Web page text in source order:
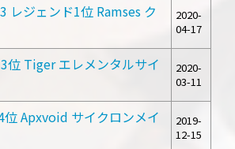
レジェンド1位 Ramses ク
2020-
04-17
位 Tiger エレメンタルサイ
2020-
03-11
位 Apxvoid サイクロンメイ
2019-
12-15